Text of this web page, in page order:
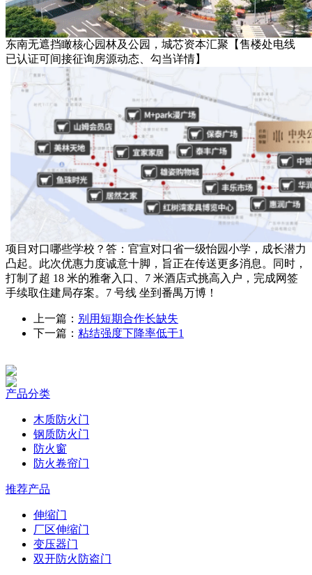
东南无遮挡瞰核心园林及公园，城芯资本汇聚【售楼处电线
已认证可间接征询房源动态、勾当详情】
项目对口哪些学校？答：官宣对口省一级怡园小学，成长潜力
凸起。此次优惠力度诚意十脚，旨正在传送更多消息。同时，
打制了超 18 米的雅奢入口、7 米酒店式挑高入户，完成网签
手续取住建局存案。7 号线 坐到番禺万博！
上一篇： 别用短期合作长缺失
下一篇： 粘结强度下降率低于1
产品分类
木质防火门
钢质防火门
防火窗
防火卷帘门
推荐产品
伸缩门
厂区伸缩门
变压器门
双开防火防盗门